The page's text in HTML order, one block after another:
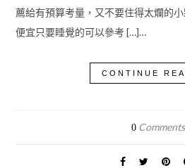
薦給有預算考量，又不要住得太爛的
便宜只要睡覺的可以參考 […]…
CONTINUE
0Comments